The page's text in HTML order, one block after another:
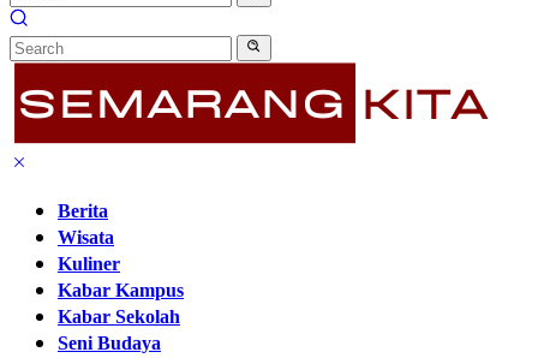
Berita
Wisata
Kuliner
Kabar Kampus
Kabar Sekolah
Seni Budaya